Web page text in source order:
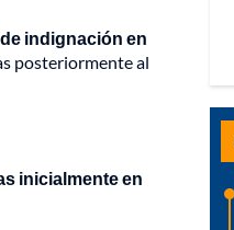
indignación en
posteriormente al
inicialmente en